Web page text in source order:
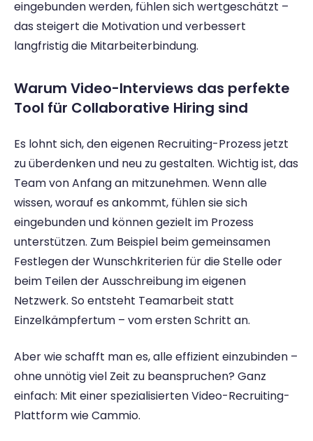
eingebunden werden, fühlen sich wertgeschätzt –
das steigert die Motivation und verbessert
langfristig die Mitarbeiterbindung.
Warum Video-Interviews das perfekte
Tool für Collaborative Hiring sind
Es lohnt sich, den eigenen Recruiting-Prozess jetzt
zu überdenken und neu zu gestalten. Wichtig ist, das
Team von Anfang an mitzunehmen. Wenn alle
wissen, worauf es ankommt, fühlen sie sich
eingebunden und können gezielt im Prozess
unterstützen. Zum Beispiel beim gemeinsamen
Festlegen der Wunschkriterien für die Stelle oder
beim Teilen der Ausschreibung im eigenen
Netzwerk. So entsteht Teamarbeit statt
Einzelkämpfertum – vom ersten Schritt an.
Aber wie schafft man es, alle effizient einzubinden –
ohne unnötig viel Zeit zu beanspruchen? Ganz
einfach: Mit einer spezialisierten Video-Recruiting-
Plattform wie Cammio.